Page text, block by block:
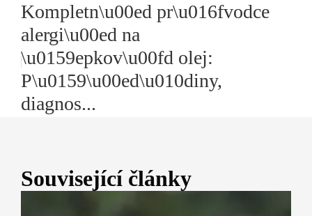
Kompletn\u00ed pr\u016fvodce
alergi\u00ed na
\u0159epkov\u00fd olej:
P\u0159\u00ed\u010diny,
diagnos...
Související články